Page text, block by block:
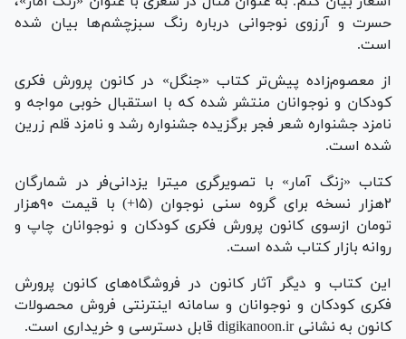
حسرت و آرزوی نوجوانی درباره رنگ سبزچشم‌ها بیان شده
است.
از معصوم‌زاده پیش‌تر کتاب «جنگل» در کانون پرورش فکری
کودکان و نوجوانان منتشر شده که با استقبال خوبی مواجه و
نامزد جشنواره شعر فجر برگزیده جشنواره رشد و نامزد قلم زرین
شده است.
کتاب «زنگ آمار» با تصویرگری میترا یزدانی‌فر در شمارگان
۲هزار نسخه برای گروه سنی نوجوان (۱۵+) با قیمت ۹۰هزار
تومان ازسوی کانون پرورش فکری کودکان و نوجوانان چاپ و
روانه بازار کتاب شده است.
این کتاب و دیگر آثار کانون در فروشگاه‌های کانون پرورش
فکری کودکان و نوجوانان و سامانه اینترنتی فروش محصولات
کانون به نشانی digikanoon.ir قابل دسترسی و خریداری است.